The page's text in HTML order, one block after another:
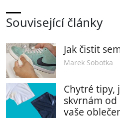
Související články
Jak čistit
Marek Sobotka
Chytré tipy,
skvrnám
vaše